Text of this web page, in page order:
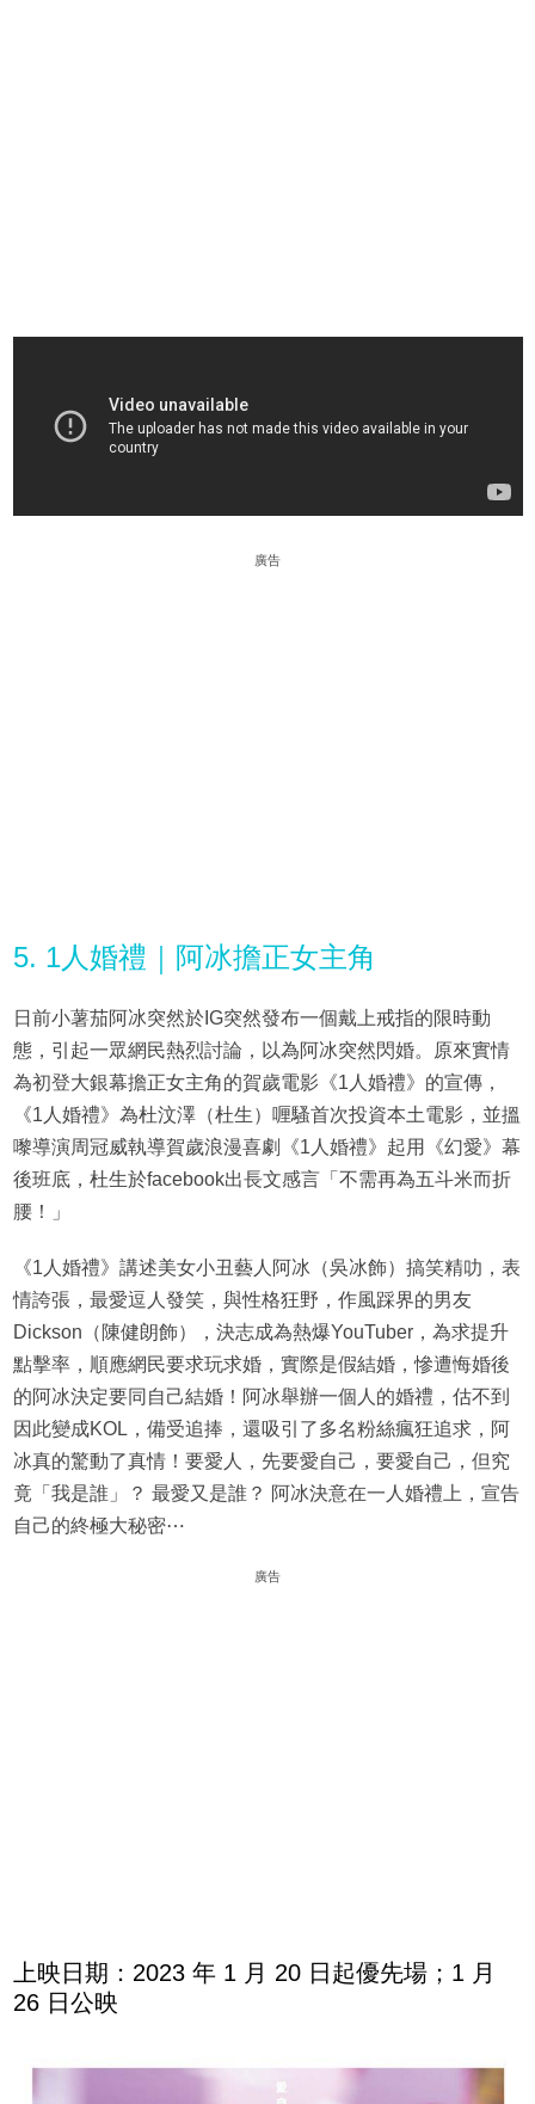
廣告
5. 1人婚禮｜阿冰擔正女主角
日前小薯茄阿冰突然於IG突然發布一個戴上戒指的限時動
態，引起一眾網民熱烈討論，以為阿冰突然閃婚。原來實情
為初登大銀幕擔正女主角的賀歲電影《1人婚禮》的宣傳，
《1人婚禮》為杜汶澤（杜生）喱騷首次投資本土電影，並搵
嚟導演周冠威執導賀歲浪漫喜劇《1人婚禮》起用《幻愛》幕
後班底，杜生於facebook出長文感言「不需再為五斗米而折
腰！」
《1人婚禮》講述美女小丑藝人阿冰（吳冰飾）搞笑精叻，表
情誇張，最愛逗人發笑，與性格狂野，作風踩界的男友
Dickson（陳健朗飾），決志成為熱爆YouTuber，為求提升
點擊率，順應網民要求玩求婚，實際是假結婚，慘遭悔婚後
的阿冰決定要同自己結婚！阿冰舉辦一個人的婚禮，估不到
因此變成KOL，備受追捧，還吸引了多名粉絲瘋狂追求，阿
冰真的驚動了真情！要愛人，先要愛自己，要愛自己，但究
竟「我是誰」？ 最愛又是誰？ 阿冰決意在一人婚禮上，宣告
自己的終極大秘密⋯
廣告
上映日期：2023 年 1 月 20 日起優先場；1 月
26 日公映